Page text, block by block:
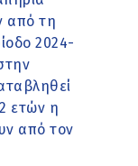
από τη
2024-
ετών η
από τον